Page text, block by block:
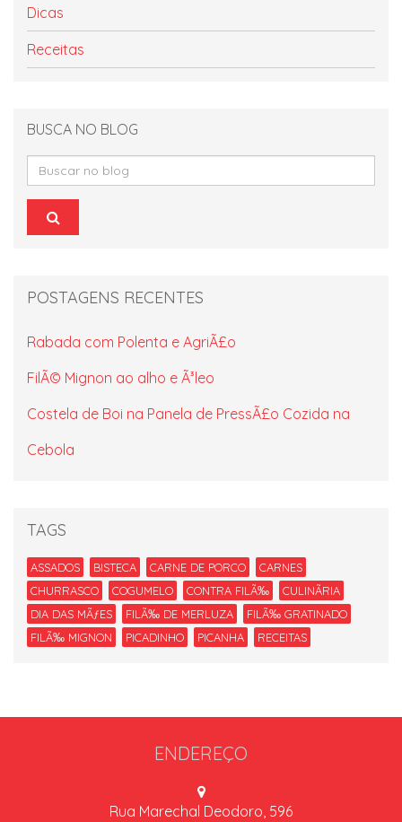
Dicas
Receitas
BUSCA NO BLOG
Buscar
no
blog
POSTAGENS RECENTES
Rabada com Polenta e AgriÃ£o
FilÃ© Mignon ao alho e Ã³leo
Costela de Boi na Panela de PressÃ£o Cozida na
Cebola
TAGS
ASSADOS BISTECA CARNE DE PORCO
CARNES
CHURRASCO
COGUMELO CONTRA FILÃ‰
CULINÃRIA
DIA DAS MÃƒES
FILÃ‰ DE MERLUZA
FILÃ‰ GRATINADO
FILÃ‰ MIGNON
PICADINHO PICANHA RECEITAS
ENDEREÇO
Rua Marechal Deodoro, 596